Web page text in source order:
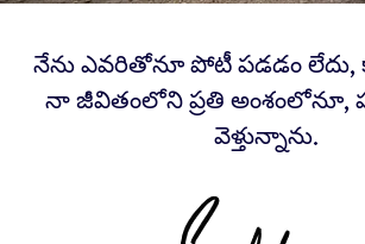
నేను ఎవరితోనూ పోటీ పడడం లేదు,
నా జీవితంలోని ప్రతి అంశంలోనూ,
వెళ్తున్నాను.